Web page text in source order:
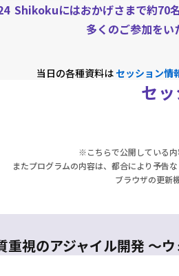
Shikokuにはおかげさまで約70
多くのご参加をい
当日の各種資料はセッション情
セ
※こちらで公開している内
またプログラムの内容は、都合により予告
ブラウザの更新
重視のアジャイル開発 ～